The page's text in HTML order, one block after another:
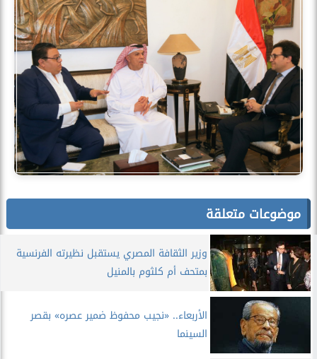
موضوعات متعلقة
وزير الثقافة المصري يستقبل نظيرته الفرنسية
بمتحف أم كلثوم بالمنيل
الأربعاء.. «نجيب محفوظ ضمير عصره» بقصر
السينما